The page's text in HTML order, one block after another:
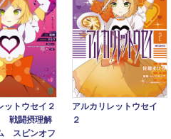
ットウセイ２
戦闘摂理解
スピンオフ
アルカリレットウセイ
２